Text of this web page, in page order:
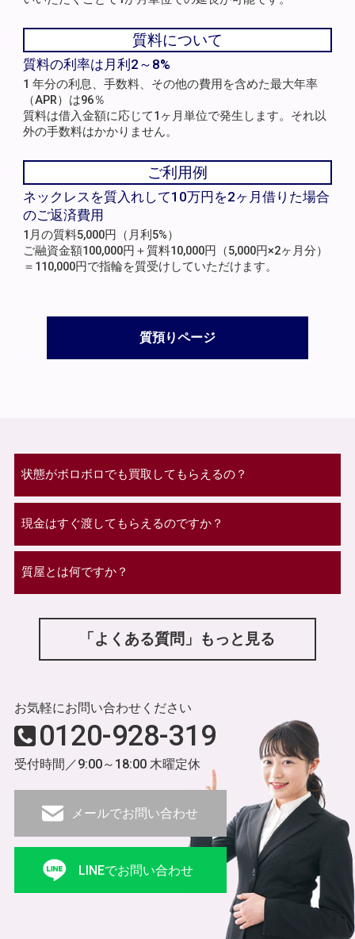
質料について
質料の利率は月利2～8%
1 年分の利息、手数料、その他の費用を含めた最大年率
（APR）は96％
質料は借入金額に応じて1ヶ月単位で発生します。それ以
外の手数料はかかりません。
ご利用例
ネックレスを質入れして10万円を2ヶ月借りた場合
のご返済費用
1月の質料5,000円（月利5%）
ご融資金額100,000円＋質料10,000円（5,000円×2ヶ月分）
＝110,000円で指輪を質受けしていただけます。
質預りページ
状態がボロボロでも買取してもらえるの？
現金はすぐ渡してもらえるのですか？
質屋とは何ですか？
「よくある質問」もっと見る
お気軽にお問い合わせください
0120-928-319
受付時間／9:00～18:00 木曜定休
メールでお問い合わせ
LINEでお問い合わせ